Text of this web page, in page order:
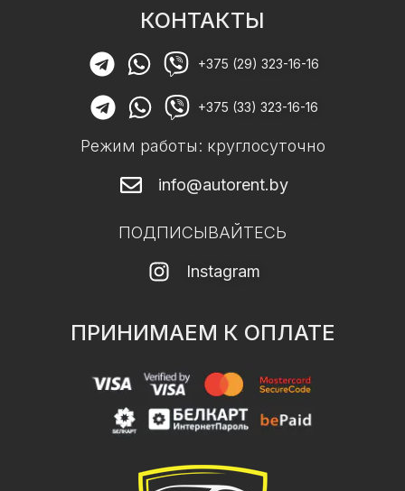
КОНТАКТЫ
+375 (29) 323-16-16
+375 (33) 323-16-16
Режим работы: круглосуточно
info@autorent.by
ПОДПИСЫВАЙТЕСЬ
Instagram
ПРИНИМАЕМ К ОПЛАТЕ